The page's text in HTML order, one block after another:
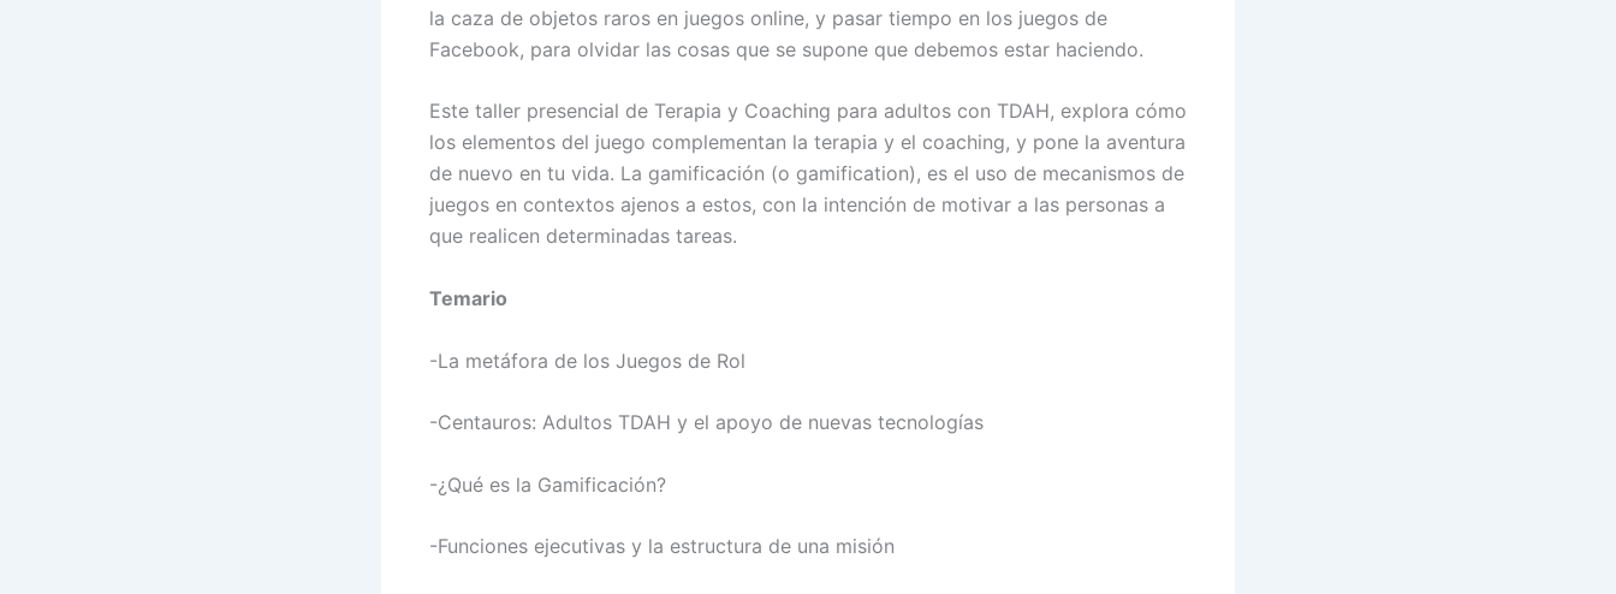
la caza de objetos raros en juegos online, y pasar tiempo en los juegos de
Facebook, para olvidar las cosas que se supone que debemos estar haciendo.
Este taller presencial de Terapia y Coaching para adultos con TDAH, explora cómo
los elementos del juego complementan la terapia y el coaching, y pone la aventura
de nuevo en tu vida. La gamificación (o gamification), es el uso de mecanismos de
juegos en contextos ajenos a estos, con la intención de motivar a las personas a
que realicen determinadas tareas.
Temario
-La metáfora de los Juegos de Rol
-Centauros: Adultos TDAH y el apoyo de nuevas tecnologías
-¿Qué es la Gamificación?
-Funciones ejecutivas y la estructura de una misión